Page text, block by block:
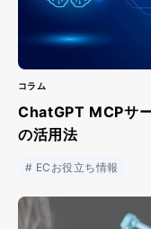
コラム
ChatGPT MCPサ
の活用法
ECお役立ち情報